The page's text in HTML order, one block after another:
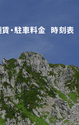
・駐車料金 時刻表